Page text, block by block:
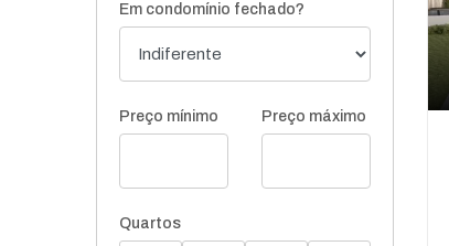
Em condomínio fechado?
Preço mínimo Preço máximo
Quartos